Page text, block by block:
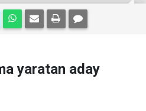
yaratan aday